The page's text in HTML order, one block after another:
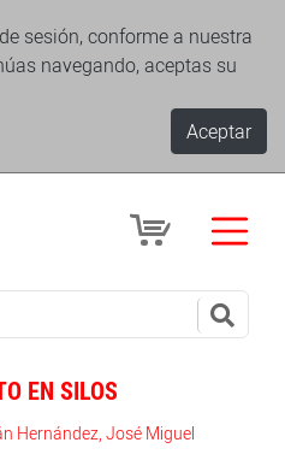
sesión, conforme a nuestra
navegando, aceptas su
Aceptar
EN SILOS
Hernández, José Miguel